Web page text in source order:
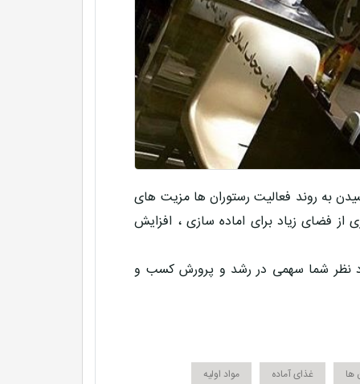
به روند فعالیت رستوران ها مزیت های
از فضای زیاد برای اماده سازی ، افزایش
نظر شما سهمی در رشد و پرورش کسب و
ها غذای آماده مواد اولیه